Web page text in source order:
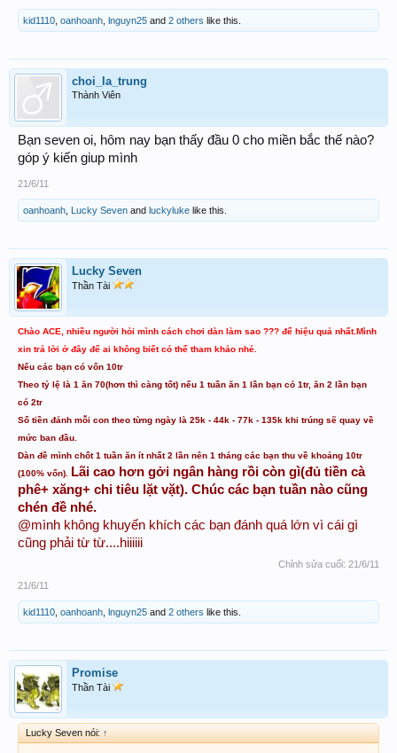
kid1110 oanhoanh lnguyn25 and 2 others like this.
choi_la_trung
Thành Viên
Bạn seven oi, hôm nay bạn thấy đầu 0 cho miền bắc thế nào?
góp ý kiến giup mình
21/6/11
oanhoanh Lucky Seven and luckyluke like this.
Lucky Seven
Thần Tài
Chào ACE, nhiều người hỏi mình cách chơi dàn làm sao ??? để hiệu quả nhất.Mình
xin trả lời ở đây để ai không biết có thể tham khảo nhé.
Nếu các bạn có vốn 10tr
Theo tỷ lệ là 1 ăn 70(hơn thì càng tốt) nếu 1 tuần ăn 1 lần bạn có 1tr, ăn 2 lần bạn
có 2tr
Số tiền đánh mỗi con theo từng ngày là 25k - 44k - 77k - 135k khi trúng sẽ quay về
mức ban đầu.
Dàn đề mình chốt 1 tuần ăn ít nhất 2 lần nên 1 tháng các bạn thu về khoảng 10tr
(100% vốn).
Lãi cao hơn gởi ngân hàng rồi còn gì(đủ tiền cà
phê+ xăng+ chi tiêu lặt vặt). Chúc các bạn tuần nào cũng
chén đề nhé.
@mình không khuyến khích các bạn đánh quá lớn vì cái gì
cũng phải từ từ....hiiiiii
Chỉnh sửa cuối: 21/6/11
21/6/11
kid1110 oanhoanh lnguyn25 and 2 others like this.
Promise
Thần Tài
Lucky Seven nói: ↑